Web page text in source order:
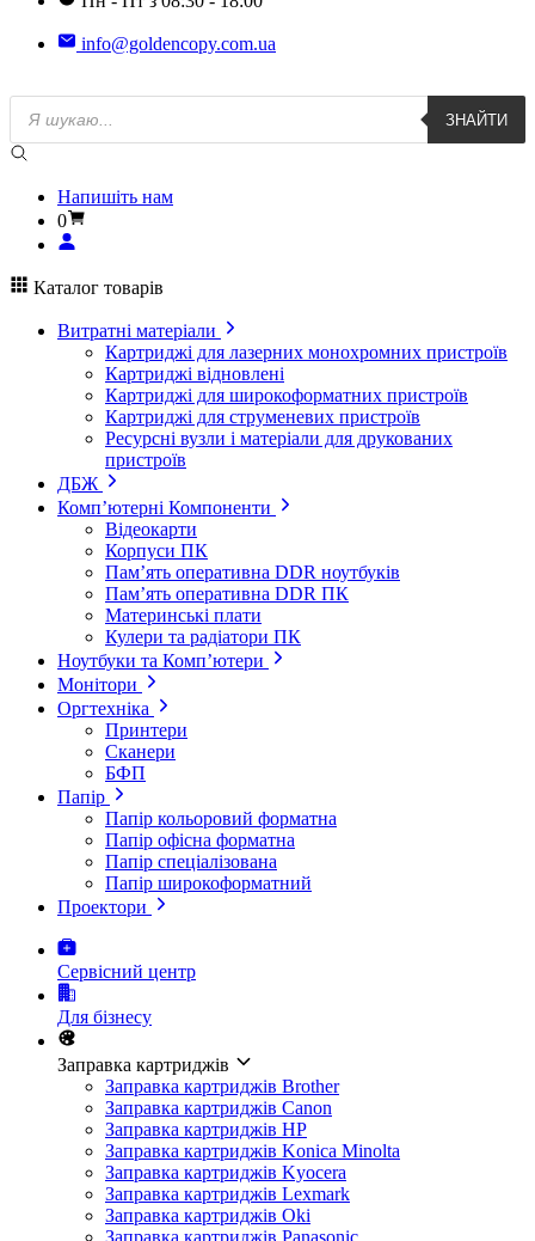
info@goldencopy.com.ua
Пошук
товарів
ЗНАЙТИ
Напишіть нам
0
Каталог товарів
Витратні матеріали
Картриджі для лазерних монохромних пристроїв
Картриджі відновлені
Картриджі для широкоформатних пристроїв
Картриджі для струменевих пристроїв
Ресурсні вузли і матеріали для друкованих
пристроїв
ДБЖ
Комп’ютерні Компоненти
Відеокарти
Корпуси ПК
Пам’ять оперативна DDR ноутбуків
Пам’ять оперативна DDR ПК
Материнські плати
Кулери та радіатори ПК
Ноутбуки та Комп’ютери
Монітори
Оргтехніка
Принтери
Сканери
БФП
Папір
Папір кольоровий форматна
Папір офісна форматна
Папір спеціалізована
Папір широкоформатний
Проектори
Сервісний центр
Для бізнесу
Заправка картриджів
Заправка картриджів Brother
Заправка картриджів Canon
Заправка картриджів HP
Заправка картриджів Konica Minolta
Заправка картриджів Kyocera
Заправка картриджів Lexmark
Заправка картриджів Oki
Заправка картриджів Panasonic